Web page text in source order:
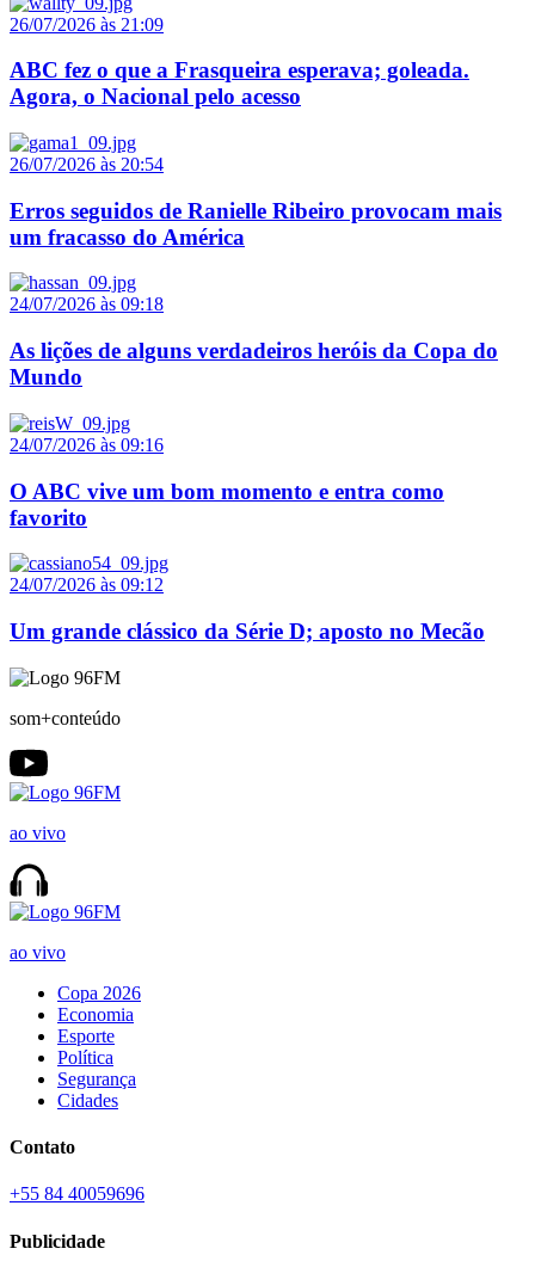
26/07/2026 às 21:09
ABC fez o que a Frasqueira esperava; goleada.
Agora, o Nacional pelo acesso
26/07/2026 às 20:54
Erros seguidos de Ranielle Ribeiro provocam mais
um fracasso do América
24/07/2026 às 09:18
As lições de alguns verdadeiros heróis da Copa do
Mundo
24/07/2026 às 09:16
O ABC vive um bom momento e entra como
favorito
24/07/2026 às 09:12
Um grande clássico da Série D; aposto no Mecão
som+conteúdo
ao vivo
ao vivo
Copa 2026
Economia
Esporte
Política
Segurança
Cidades
Contato
+55 84 40059696
Publicidade